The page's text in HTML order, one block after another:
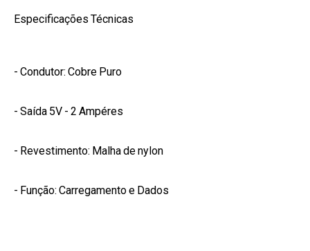
Especificações Técnicas
- Condutor: Cobre Puro
- Saída 5V - 2 Ampéres
- Revestimento: Malha de nylon
- Função: Carregamento e Dados